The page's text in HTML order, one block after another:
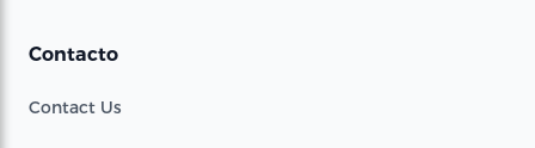
Contacto
Contact Us